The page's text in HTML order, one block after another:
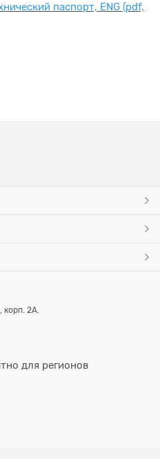
паспорт, ENG (pdf,
корп. 2А.
для регионов